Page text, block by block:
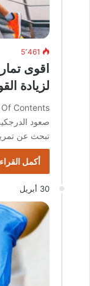
5٬461
اقوى
لزيادة
صعود
تبحث عن
أكمل
30 أبريل